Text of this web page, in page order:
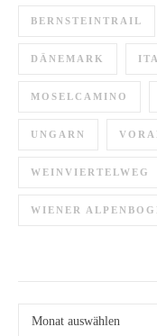
BERNSTEINTRAIL
DÄNEMARK
MOSELCAMINO
UNGARN
WEINVIERTELWEG
WIENER